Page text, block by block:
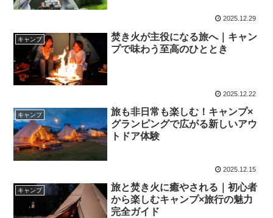
2025.12.29
キャンプ
焚き火が主役になる旅へ｜キャン
プで味わう至高のひととき
2025.12.22
キャンプ
旅も非日常も楽しむ！キャンプ×
グランピングで広がる新しいアウ
トドア体験
2025.12.15
キャンプ
旅と焚き火に癒やされる｜初心者
から楽しむキャンプ×旅行の魅力
完全ガイド